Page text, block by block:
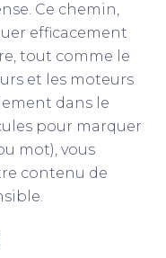
Ce chemin,
efficacement
tout comme le
et les moteurs
dans le
pour marquer
mot), vous
contenu de